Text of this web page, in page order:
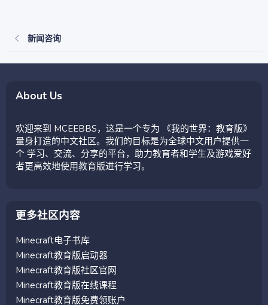
新闻咨询
About Us
欢迎来到 MCEEBBS，这是一个专为 《我的世界：教育版》
量身打造的中文社区。我们的目标是为全球中文用户提供一
个 学习、交流、分享的平台，助力教育者和学生及游戏爱好
者更高效地使用教育版进行学习。
更多社区内容
Minecraft电子书库
Minecraft教育版启动器
Minecraft教育版社区官网
Minecraft教育版在线课程
Minecraft教育版免费领账户